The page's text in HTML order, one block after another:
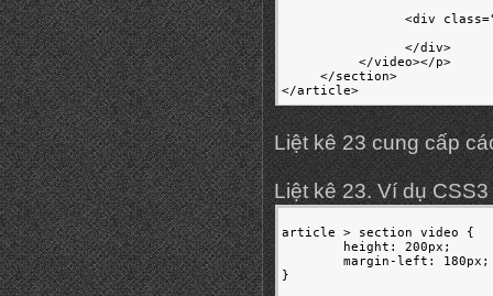
<div
                </div>
          </video></p>
     </section>
</article>
Liệt kê 23 cung cấp
Liệt kê 23. Ví dụ CSS3
article > section video {
	margin-left: 180px;
}